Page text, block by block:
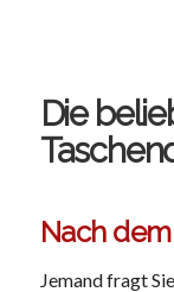
Die
Nach
Jemand fragt